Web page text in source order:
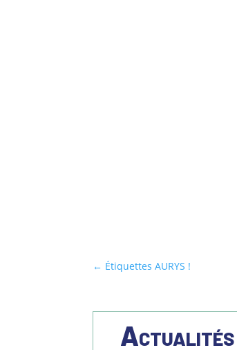
← Étiquettes AURYS !
Actualités